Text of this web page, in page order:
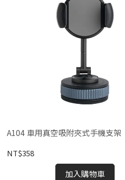
A104 車用真空吸附夾式手機支架
NT$358
加入購物車